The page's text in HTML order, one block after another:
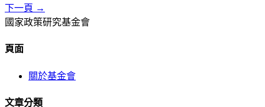
下一頁 →
國家政策研究基金會
頁面
關於基金會
文章分類